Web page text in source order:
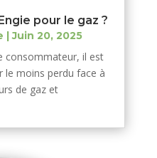
pour le gaz ?
|Juin 20, 2025
consommateur, il est
le moins perdu face à
de gaz et